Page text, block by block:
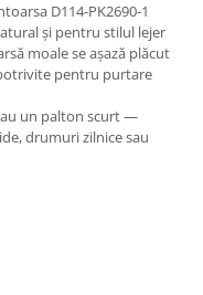
D114-PK2690-1
și pentru stilul lejer
moale se așază plăcut
pentru purtare
un palton scurt —
drumuri zilnice sau